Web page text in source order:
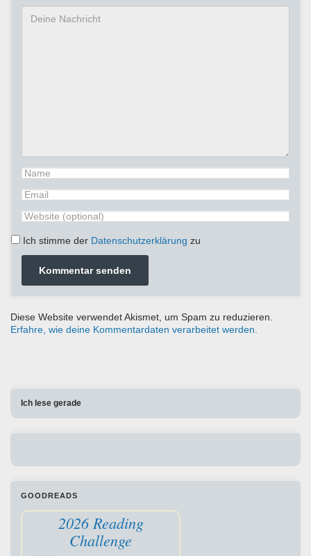
Ich stimme der Datenschutzerklärung zu
Diese Website verwendet Akismet, um Spam zu reduzieren.
Erfahre, wie deine Kommentardaten verarbeitet werden.
Ich lese gerade
GOODREADS
2026 Reading
Challenge